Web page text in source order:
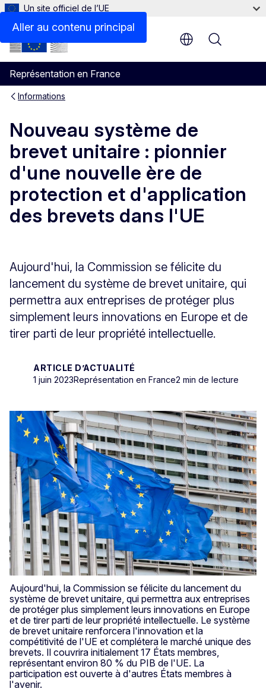
Aller au contenu principal
Un site officiel de l’UE
Représentation en France
Menu
Informations
Nouveau système de
brevet unitaire : pionnier
d'une nouvelle ère de
protection et d'application
des brevets dans l'UE
Aujourd'hui, la Commission se félicite du
lancement du système de brevet unitaire, qui
permettra aux entreprises de protéger plus
simplement leurs innovations en Europe et de
tirer parti de leur propriété intellectuelle.
ARTICLE D’ACTUALITÉ
1 juin 2023Représentation en France2 min de lecture
Aujourd'hui, la Commission se félicite du lancement du
système de brevet unitaire, qui permettra aux entreprises
de protéger plus simplement leurs innovations en Europe
et de tirer parti de leur propriété intellectuelle. Le système
de brevet unitaire renforcera l'innovation et la
compétitivité de l'UE et complétera le marché unique des
brevets. Il couvrira initialement 17 États membres,
représentant environ 80 % du PIB de l'UE. La
participation est ouverte à d'autres États membres à
l'avenir.